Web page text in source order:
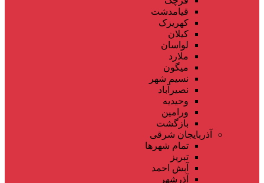
قیامدشت
کهریزک
کیلان
لواسان
ملارد
میگون
نسیم شهر
نصیرآباد
وحیدیه
ورامین
بازگشت
آذربایجان شرقی
تمام شهر‌ها
تبریز
آبش احمد
آذرشهر